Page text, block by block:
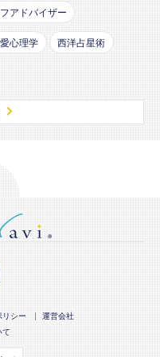
アドバイザー
心理学 西洋占星術
リシー
運営会社
て